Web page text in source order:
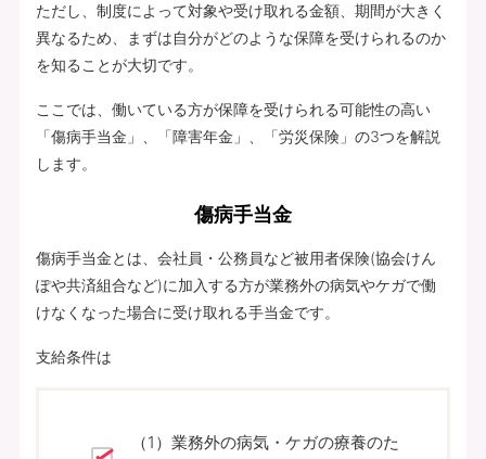
ただし、制度によって対象や受け取れる金額、期間が大きく
異なるため、まずは自分がどのような保障を受けられるのか
を知ることが大切です。
ここでは、働いている方が保障を受けられる可能性の高い
「傷病手当金」、「障害年金」、「労災保険」の3つを解説
します。
傷病手当金
傷病手当金とは、会社員・公務員など被用者保険(協会けん
ぽや共済組合など)に加入する方が業務外の病気やケガで働
けなくなった場合に受け取れる手当金です。
支給条件は
（1）業務外の病気・ケガの療養のた